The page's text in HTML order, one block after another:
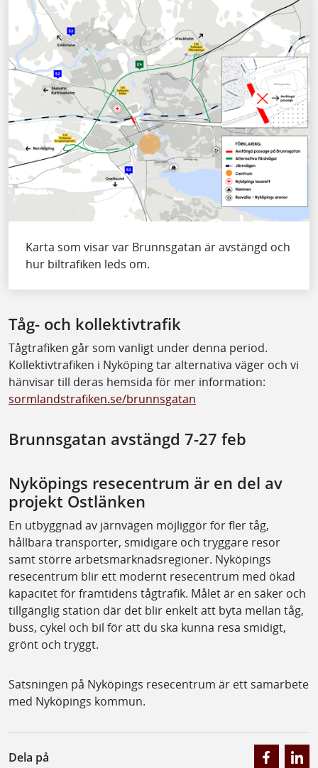
Karta som visar var Brunnsgatan är avstängd och
hur biltrafiken leds om.
Tåg- och kollektivtrafik
Tågtrafiken går som vanligt under denna period.
Kollektivtrafiken i Nyköping tar alternativa väger och vi
hänvisar till deras hemsida för mer information:
sormlandstrafiken.se/brunnsgatan
Brunnsgatan avstängd 7-27 feb
Nyköpings resecentrum är en del av
projekt Ostlänken
En utbyggnad av järnvägen möjliggör för fler tåg,
hållbara transporter, smidigare och tryggare resor
samt större arbetsmarknadsregioner. Nyköpings
resecentrum blir ett modernt resecentrum med ökad
kapacitet för framtidens tågtrafik. Målet är en säker och
tillgänglig station där det blir enkelt att byta mellan tåg,
buss, cykel och bil för att du ska kunna resa smidigt,
grönt och tryggt.
Satsningen på Nyköpings resecentrum är ett samarbete
med Nyköpings kommun.
Dela på